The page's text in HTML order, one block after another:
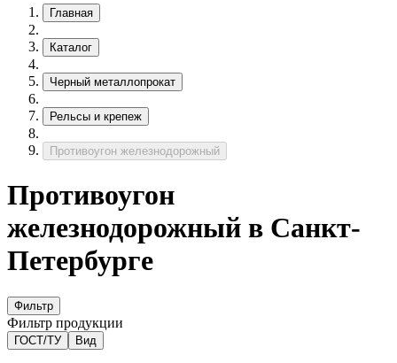
Главная
Каталог
Черный металлопрокат
Рельсы и крепеж
Противоугон железнодорожный
Противоугон
железнодорожный в Санкт-
Петербурге
Фильтр
Фильтр продукции
ГОСТ/ТУ Вид